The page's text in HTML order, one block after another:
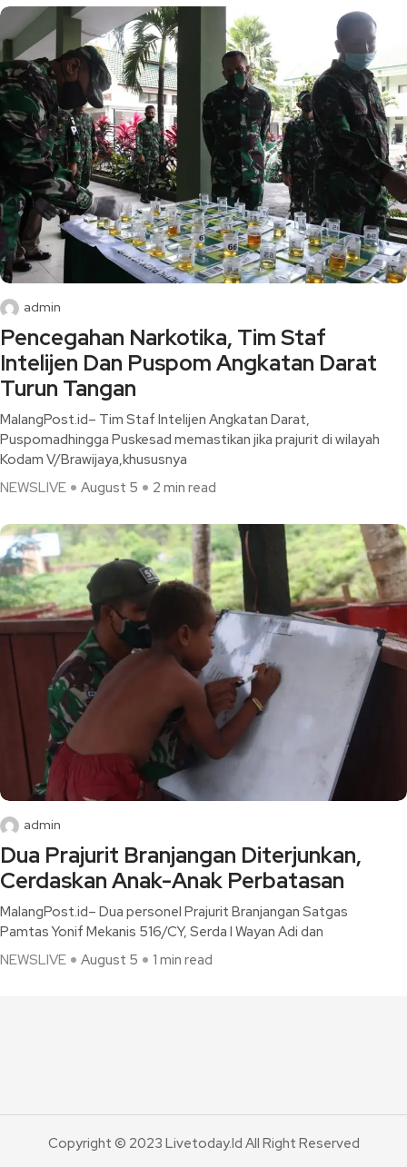
admin
Pencegahan Narkotika, Tim Staf
Intelijen Dan Puspom Angkatan Darat
Turun Tangan
MalangPost.id– Tim Staf Intelijen Angkatan Darat,
Puspomadhingga Puskesad memastikan jika prajurit di wilayah
Kodam V/Brawijaya,khususnya
NEWSLIVE
August 5 2 min read
admin
Dua Prajurit Branjangan Diterjunkan,
Cerdaskan Anak-Anak Perbatasan
MalangPost.id– Dua personel Prajurit Branjangan Satgas
Pamtas Yonif Mekanis 516/CY, Serda I Wayan Adi dan
NEWSLIVE
August 5 1 min read
Copyright © 2023 Livetoday.id All Right Reserved